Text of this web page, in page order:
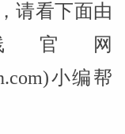
请看下面由
官网
小编帮